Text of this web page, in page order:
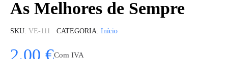
As Melhores de Sempre
SKU VE-111 CATEGORIA Início
2,00 €Com IVA